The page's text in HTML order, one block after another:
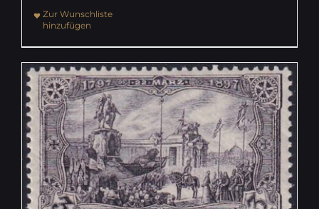
Zur Wunschliste
hinzufügen